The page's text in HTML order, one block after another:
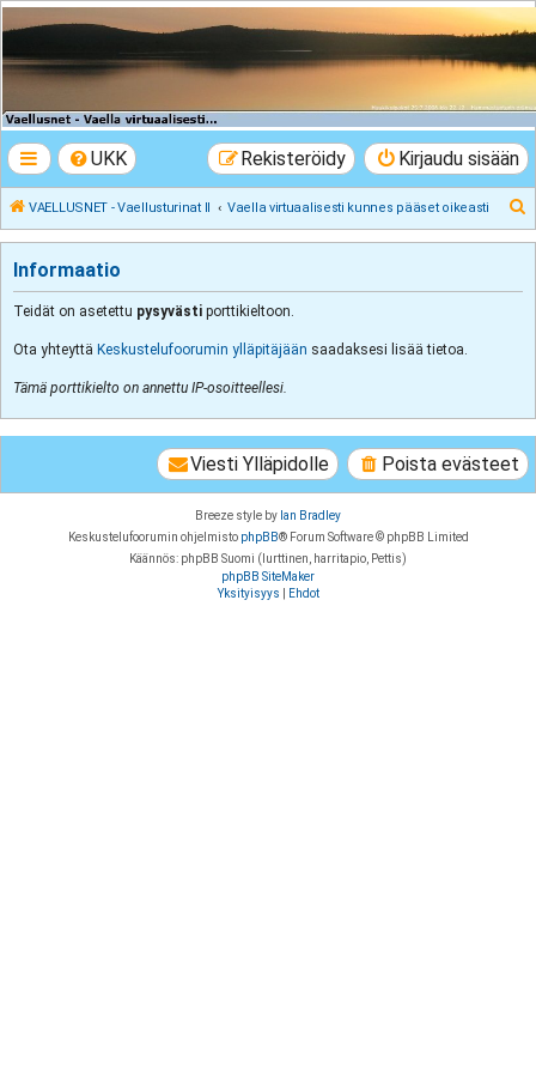
VAELLUSNET -
Vaellusturinat II
UKK Kirjaudu sisään
Rekisteröidy
VAELLUSNET - Vaellusturinat II Vaella virtuaalisesti kunnes pääset oikeasti
Informaatio
Teidät on asetettu pysyvästi porttikieltoon.
Ota yhteyttä Keskustelufoorumin ylläpitäjään saadaksesi lisää tietoa.
Tämä porttikielto on annettu IP-osoitteellesi.
Poista evästeet
Viesti Ylläpidolle
Breeze style by Ian Bradley
Keskustelufoorumin ohjelmisto phpBB® Forum Software © phpBB Limited
Käännös: phpBB Suomi (lurttinen, harritapio, Pettis)
phpBB SiteMaker
Yksityisyys
Ehdot